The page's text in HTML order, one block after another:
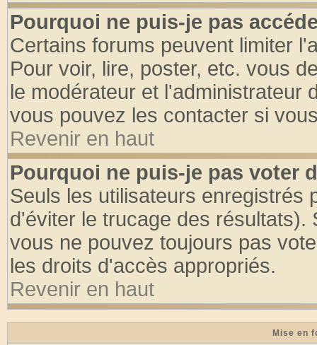
Pourquoi ne puis-je pas
Certains forums peuvent limiter
Pour voir, lire, poster, etc. vous
le modérateur et l'administrateur
vous pouvez les contacter si
Revenir en haut
Pourquoi ne puis-je pas voter
Seuls les utilisateurs enregistrés
d'éviter le trucage des
vous ne pouvez toujours pas
les droits d'accès appropriés.
Revenir en haut
Mise en